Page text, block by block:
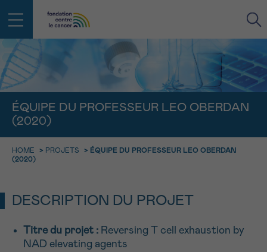
ÉQUIPE DU PROFESSEUR LEO OBERDAN
(2020)
HOME > PROJETS > ÉQUIPE DU PROFESSEUR LEO OBERDAN
(2020)
DESCRIPTION DU PROJET
Titre du projet : Reversing T cell exhaustion by
NAD elevating agents
FACE AU CANCER VOUS N’ÊTES
PAS SEUL
Des professionnels pour répondre à toutes vos
Contactez-nous
0800 15 801 lu-ve 9h à 18h
RETOUR
RETOUR
Rendez-vous Question Coordonnées Confirmation
11h-13h